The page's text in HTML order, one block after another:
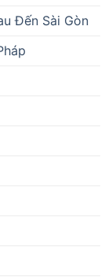
Đến Sài Gòn